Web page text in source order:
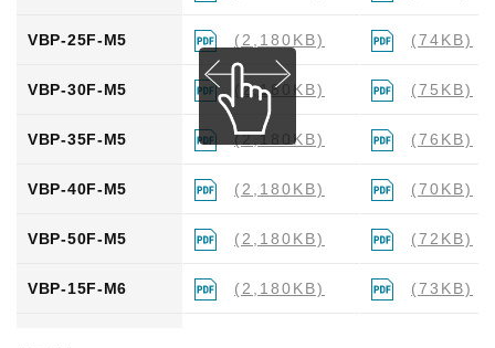
VBP-25F-M5 (2,180KB) (74KB)
VBP-30F-M5 (2,180KB) (75KB)
VBP-35F-M5 (2,180KB) (76KB)
VBP-40F-M5 (2,180KB) (70KB)
VBP-50F-M5 (2,180KB) (72KB)
VBP-15F-M6 (2,180KB) (73KB)